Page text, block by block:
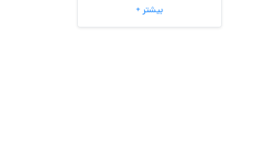
انتخاب مسیر شغلی
به‌روزرسانی‌های سایت
بیشتر +